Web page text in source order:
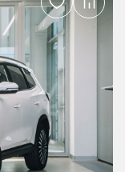
Добавить
в
избранное